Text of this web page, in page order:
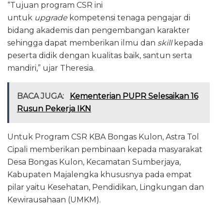
“Tujuan program CSR ini
untuk upgrade kompetensi tenaga pengajar di
bidang akademis dan pengembangan karakter
sehingga dapat memberikan ilmu dan skill kepada
peserta didik dengan kualitas baik, santun serta
mandiri,” ujar Theresia.
BACA JUGA:
Kementerian PUPR Selesaikan 16
Rusun Pekerja IKN
Untuk Program CSR KBA Bongas Kulon, Astra Tol
Cipali memberikan pembinaan kepada masyarakat
Desa Bongas Kulon, Kecamatan Sumberjaya,
Kabupaten Majalengka khususnya pada empat
pilar yaitu Kesehatan, Pendidikan, Lingkungan dan
Kewirausahaan (UMKM).